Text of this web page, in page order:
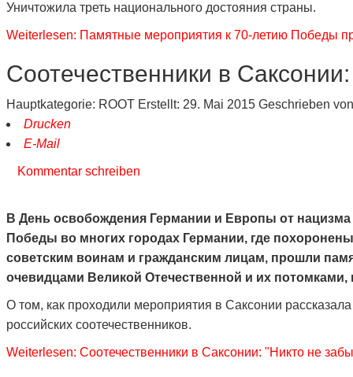
Уничтожила треть национального достояния страны.
Weiterlesen: Памятные мероприятия к 70-летию Победы
Соотечественники в
Hauptkategorie: ROOT Erstellt: 29. Mai 2015 Geschrieben
Drucken
E-Mail
Kommentar schreiben
В День освобождения Германии и Европы от
Победы во многих городах Германии, где
советским воинам и гражданским лицам, прошли
очевидцами Великой Отечественной и их
О том, как проходили мероприятия в Саксонии
российских соотечественников.
Weiterlesen: Соотечественники в Саксонии: "Никто не